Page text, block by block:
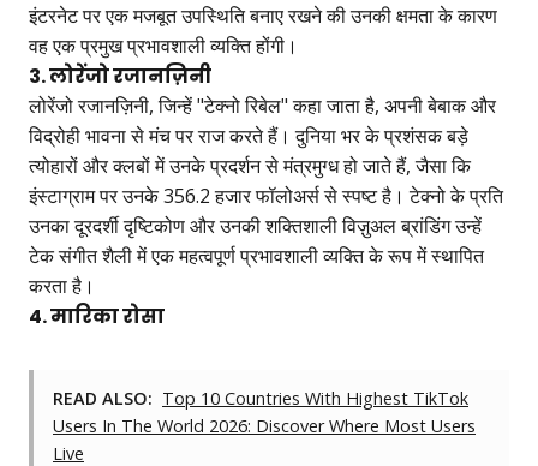
इंटरनेट पर एक मजबूत उपस्थिति बनाए रखने की उनकी क्षमता के कारण
वह एक प्रमुख प्रभावशाली व्यक्ति होंगी।
3. लोरेंजो रजानज़िनी
लोरेंजो रजानज़िनी, जिन्हें "टेक्नो रिबेल" कहा जाता है, अपनी बेबाक और
विद्रोही भावना से मंच पर राज करते हैं। दुनिया भर के प्रशंसक बड़े
त्योहारों और क्लबों में उनके प्रदर्शन से मंत्रमुग्ध हो जाते हैं, जैसा कि
इंस्टाग्राम पर उनके 356.2 हजार फॉलोअर्स से स्पष्ट है। टेक्नो के प्रति
उनका दूरदर्शी दृष्टिकोण और उनकी शक्तिशाली विज़ुअल ब्रांडिंग उन्हें
टेक संगीत शैली में एक महत्वपूर्ण प्रभावशाली व्यक्ति के रूप में स्थापित
करता है।
4. मारिका रोसा
READ ALSO: Top 10 Countries With Highest TikTok
Users In The World 2026: Discover Where Most Users
Live